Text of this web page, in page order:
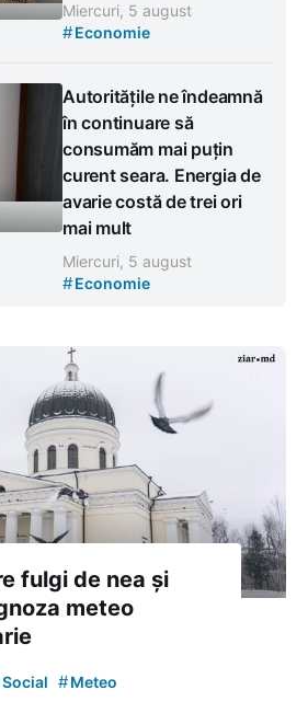
Miercuri, 5 august
#Economie
Autoritățile ne îndeamnă
în continuare să
consumăm mai puțin
curent seara. Energia de
avarie costă de trei ori
mai mult
Miercuri, 5 august
#Economie
fulgi de nea și
meteo
Social #Meteo